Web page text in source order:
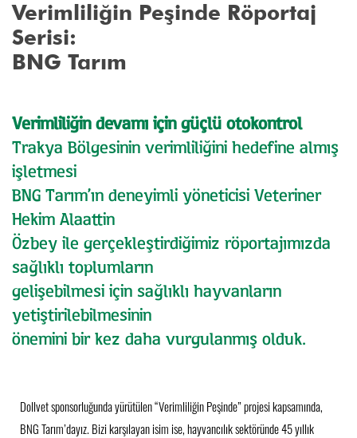
Verimliliğin Peşinde Röportaj
Serisi:
BNG Tarım
Verimliliğin devamı için güçlü otokontrol
Trakya Bölgesinin verimliliğini hedefine almış
işletmesi
BNG Tarım’ın deneyimli yöneticisi Veteriner
Hekim Alaattin
Özbey ile gerçekleştirdiğimiz röportajımızda
sağlıklı toplumların
gelişebilmesi için sağlıklı hayvanların
yetiştirilebilmesinin
önemini bir kez daha vurgulanmış olduk.
Dollvet sponsorluğunda yürütülen “Verimliliğin Peşinde” projesi kapsamında,
BNG Tarım’dayız. Bizi karşılayan isim ise, hayvancılık sektöründe 45 yıllık